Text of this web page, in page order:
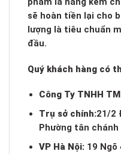
sẽ hoàn tiền lại cho
lượng là tiêu chuẩn
đầu.
Quý khách hàng có
Công Ty TNHH
Trụ sở chính:21/2
Phường tân chánh
VP Hà Nội: 19 Ngõ